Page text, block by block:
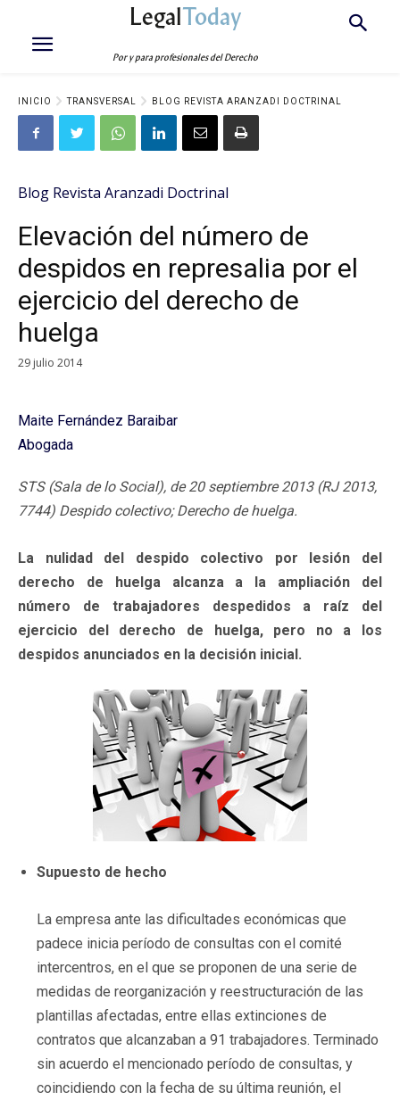
LegalToday
Por y para profesionales del Derecho
INICIO TRANSVERSAL BLOG REVISTA ARANZADI DOCTRINAL
Blog Revista Aranzadi Doctrinal
Elevación del número de
despidos en represalia por el
ejercicio del derecho de
huelga
29 julio 2014
Maite Fernández Baraibar
Abogada
STS (Sala de lo Social), de 20 septiembre 2013 (RJ 2013,
7744) Despido colectivo; Derecho de huelga.
La nulidad del despido colectivo por lesión del
derecho de huelga alcanza a la ampliación del
número de trabajadores despedidos a raíz del
ejercicio del derecho de huelga, pero no a los
despidos anunciados en la decisión inicial.
Supuesto de hecho
La empresa ante las dificultades económicas que
padece inicia período de consultas con el comité
intercentros, en el que se proponen de una serie de
medidas de reorganización y reestructuración de las
plantillas afectadas, entre ellas extinciones de
contratos que alcanzaban a 91 trabajadores. Terminado
sin acuerdo el mencionado período de consultas, y
coincidiendo con la fecha de su última reunión, el